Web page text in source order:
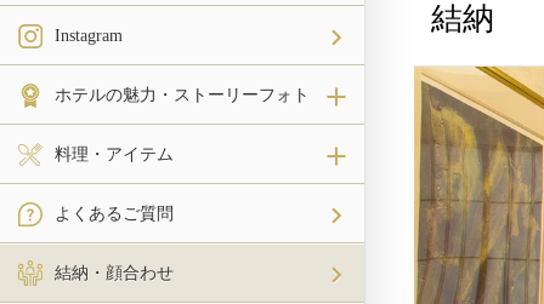
結納
Instagram
ホテルの魅力・ストーリーフォト
料理・アイテム
よくあるご質問
結納・顔合わせ